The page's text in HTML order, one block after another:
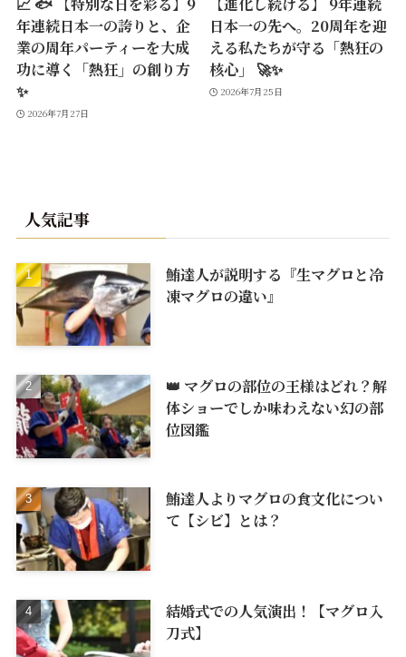
年連続日本一の誇りと、企
業の周年パーティーを大成
功に導く「熱狂」の創り方
✨
2026年7月27日
日本一の先へ。20周年を迎
える私たちが守る「熱狂の
核心」 🚀✨
2026年7月25日
人気記事
鮪達人が説明する『生マグロと冷
凍マグロの違い』
👑 マグロの部位の王様はどれ？解
体ショーでしか味わえない幻の部
位図鑑
鮪達人よりマグロの食文化につい
て【シビ】とは？
結婚式での人気演出！【マグロ入
刀式】